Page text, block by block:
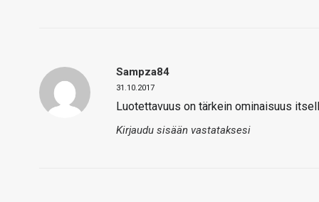
Sampza84
31.10.2017
Luotettavuus on tärkein ominaisuus
Kirjaudu sisään vastataksesi